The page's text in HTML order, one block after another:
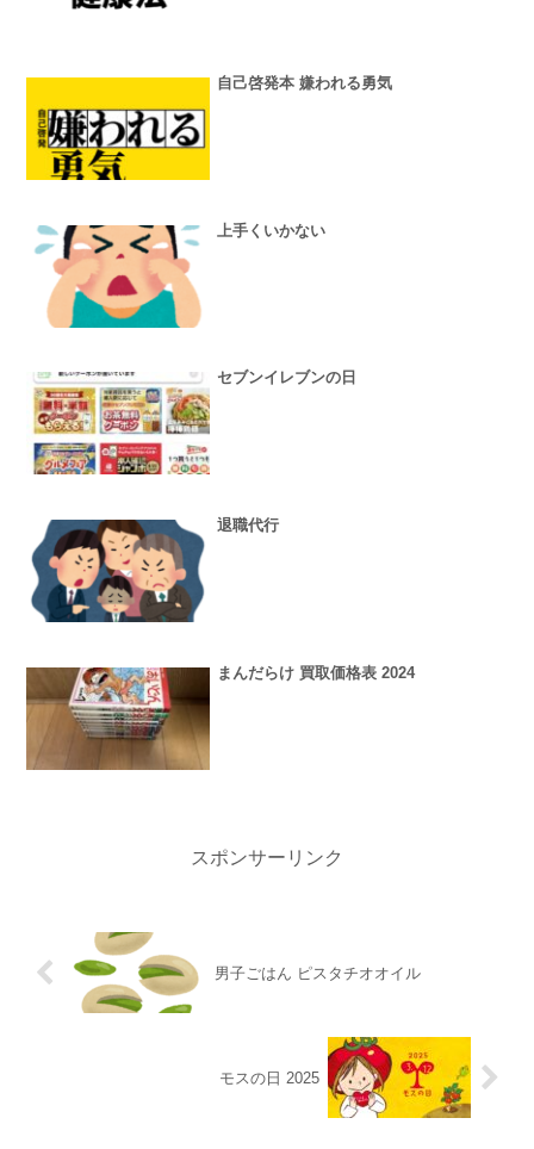
自己啓発本 嫌われる勇気
上手くいかない
セブンイレブンの日
退職代行
まんだらけ 買取価格表 2024
スポンサーリンク
男子ごはん ピスタチオオイル
モスの日 2025